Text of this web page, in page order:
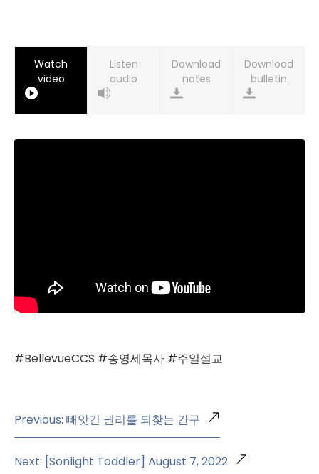
Watch
video
Listen
audio
Download
notes
Download
bulletin
#BellevueCCS #송영세목사 #주일설교
Previous: 빼앗긴 권리를 되찾는 간구
Next: [Sonlight Toddler] August 7, 2022